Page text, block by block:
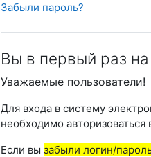
Забыли пароль?
Вы в первый раз
Уважаемые пользователи!
Для входа в систему
необходимо авторизоваться
Если вы забыли логин/